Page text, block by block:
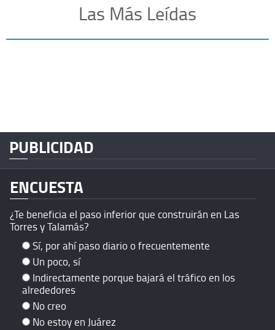
Las Más Leídas
PUBLICIDAD
ENCUESTA
¿Te beneficia el paso inferior que construirán en Las
Torres y Talamás?
Sí, por ahí paso diario o frecuentemente
Un poco, sí
Indirectamente porque bajará el tráfico en los
alrededores
No creo
No estoy en Juárez